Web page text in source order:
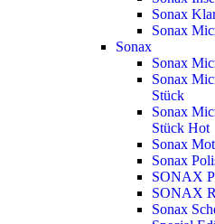
Sonax
Sonax
Sonax
Sonax
Sonax
Stück
Sonax
Stück Hot
Sonax
Sonax
SONAX
SONAX
Sonax